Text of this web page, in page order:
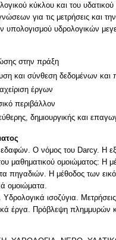
κύκλου και του υδατικού
για τις μετρήσεις και
στην πράξη
και σύνθεση δεδομένων και
έργων
περιβάλλον
δημιουργικής και
O νόμος του Darcy. H
μαθηματικού ομοιώματος:
πηγαδιών. H μέθοδος των
ομοιώματα.
Yδρολογικά ισοζύγια.
έργα. Πρόβλεψη πλημμυρών